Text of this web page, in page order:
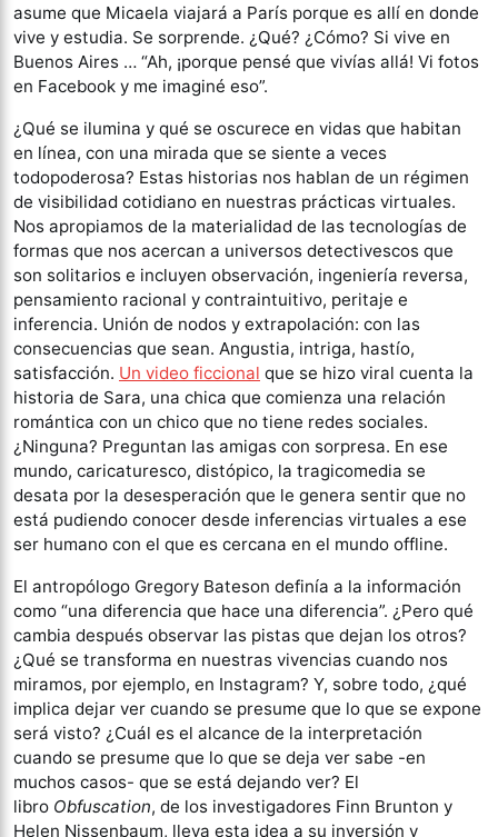
asume que Micaela viajará a París porque es allí en donde
vive y estudia. Se sorprende. ¿Qué? ¿Cómo? Si vive en
Buenos Aires … “Ah, ¡porque pensé que vivías allá! Vi fotos
en Facebook y me imaginé eso”.
¿Qué se ilumina y qué se oscurece en vidas que habitan
en línea, con una mirada que se siente a veces
todopoderosa? Estas historias nos hablan de un régimen
de visibilidad cotidiano en nuestras prácticas virtuales.
Nos apropiamos de la materialidad de las tecnologías de
formas que nos acercan a universos detectivescos que
son solitarios e incluyen observación, ingeniería reversa,
pensamiento racional y contraintuitivo, peritaje e
inferencia. Unión de nodos y extrapolación: con las
consecuencias que sean. Angustia, intriga, hastío,
satisfacción. Un video ficcional que se hizo viral cuenta la
historia de Sara, una chica que comienza una relación
romántica con un chico que no tiene redes sociales.
¿Ninguna? Preguntan las amigas con sorpresa. En ese
mundo, caricaturesco, distópico, la tragicomedia se
desata por la desesperación que le genera sentir que no
está pudiendo conocer desde inferencias virtuales a ese
ser humano con el que es cercana en el mundo offline.
El antropólogo Gregory Bateson definía a la información
como “una diferencia que hace una diferencia”. ¿Pero qué
cambia después observar las pistas que dejan los otros?
¿Qué se transforma en nuestras vivencias cuando nos
miramos, por ejemplo, en Instagram? Y, sobre todo, ¿qué
implica dejar ver cuando se presume que lo que se expone
será visto? ¿Cuál es el alcance de la interpretación
cuando se presume que lo que se deja ver sabe -en
muchos casos- que se está dejando ver? El
libro Obfuscation, de los investigadores Finn Brunton y
Helen Nissenbaum, lleva esta idea a su inversión y